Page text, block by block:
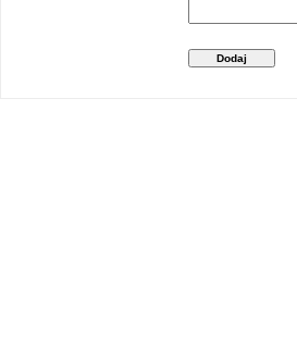
Dodaj